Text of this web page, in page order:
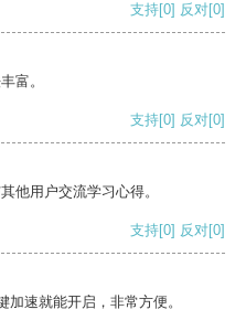
支持[0] 反对[0]
富。
支持[0] 反对[0]
他用户交流学习心得。
支持[0] 反对[0]
速就能开启，非常方便。